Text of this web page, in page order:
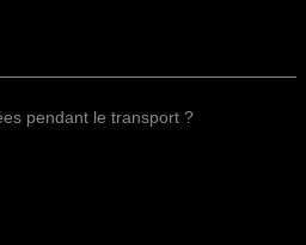
pendant le transport ?